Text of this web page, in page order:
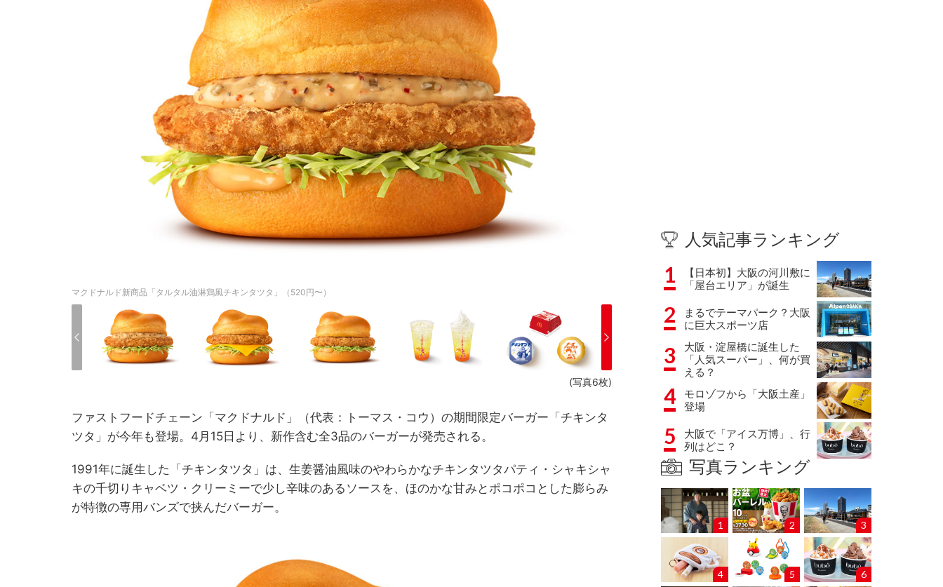
マクドナルド新商品「タルタル油淋鶏風チキンタツタ」（520円〜）
(写真6枚)
ファストフードチェーン「マクドナルド」（代表：トーマス・コウ）の期間限定バーガー「チキンタ
ツタ」が今年も登場。4月15日より、新作含む全3品のバーガーが発売される。
1991年に誕生した「チキンタツタ」は、生姜醤油風味のやわらかなチキンタツタパティ・シャキシャ
キの千切りキャベツ・クリーミーで少し辛味のあるソースを、ほのかな甘みとポコポコとした膨らみ
が特徴の専用バンズで挟んだバーガー。
人気記事ランキング
1
【日本初】大阪の河川敷に
「屋台エリア」が誕生
2
まるでテーマパーク？大阪
に巨大スポーツ店
3
大阪・淀屋橋に誕生した
「人気スーパー」、何が買
える？
4
モロゾフから「大阪土産」
登場
5
大阪で「アイス万博」、行
列はどこ？
写真ランキング
1 2 3
4 5 6